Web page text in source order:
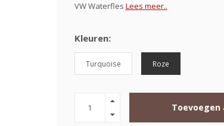
VW Waterfles Lees meer..
Kleuren:
Turquoise Roze
Toevoegen